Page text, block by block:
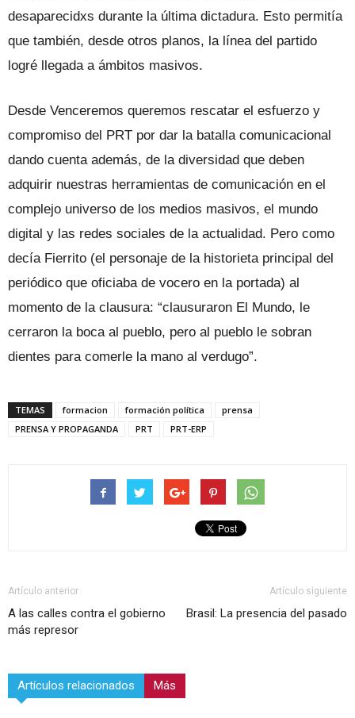
desaparecidxs durante la última dictadura. Esto permitía
que también, desde otros planos, la línea del partido
logré llegada a ámbitos masivos.
Desde Venceremos queremos rescatar el esfuerzo y
compromiso del PRT por dar la batalla comunicacional
dando cuenta además, de la diversidad que deben
adquirir nuestras herramientas de comunicación en el
complejo universo de los medios masivos, el mundo
digital y las redes sociales de la actualidad. Pero como
decía Fierrito (el personaje de la historieta principal del
periódico que oficiaba de vocero en la portada) al
momento de la clausura: “clausuraron El Mundo, le
cerraron la boca al pueblo, pero al pueblo le sobran
dientes para comerle la mano al verdugo”.
TEMAS formacion formación política
prensa
PRENSA Y PROPAGANDA
PRT PRT-ERP
Artículo anterior
A las calles contra el gobierno
más represor
Artículo siguiente
Brasil: La presencia del pasado
Artículos relacionados Más